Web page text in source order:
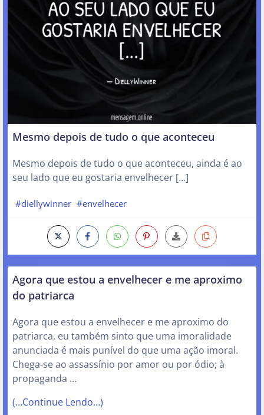
Mesmo depois de tudo o que aconteceu
Mesmo depois de tudo o que aconteceu, ainda é ao
seu lado que eu gostaria envelhecer […]
#diellywinner #envelhecer
Agora que estou a envelhecer e me aproximo
do patriarca
Agora que estou a envelhecer e me aproximo do
patriarca, eu também sinto que uma imoralidade
anunciada é mais punível do que uma ação imoral.
Chega-se ao assassínio por amor ou por ódio; à
propaganda …
(…Continue Lendo…)